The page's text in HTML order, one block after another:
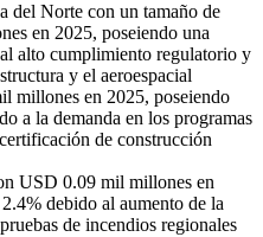
del Norte con un tamaño de
en 2025, poseiendo una
alto cumplimiento regulatorio y
y el aeroespacial
millones en 2025, poseiendo
a la demanda en los programas
de construcción
USD 0.09 mil millones en
debido al aumento de la
de incendios regionales